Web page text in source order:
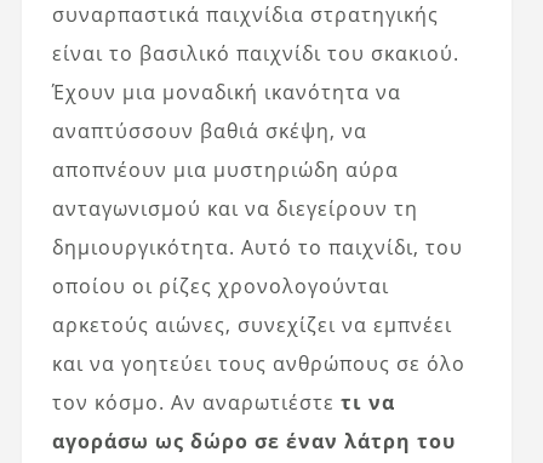
συναρπαστικά παιχνίδια στρατηγικής
είναι το βασιλικό παιχνίδι του σκακιού.
Έχουν μια μοναδική ικανότητα να
αναπτύσσουν βαθιά σκέψη, να
αποπνέουν μια μυστηριώδη αύρα
ανταγωνισμού και να διεγείρουν τη
δημιουργικότητα. Αυτό το παιχνίδι, του
οποίου οι ρίζες χρονολογούνται
αρκετούς αιώνες, συνεχίζει να εμπνέει
και να γοητεύει τους ανθρώπους σε όλο
τον κόσμο. Αν αναρωτιέστε τι να
αγοράσω ως δώρο σε έναν λάτρη του